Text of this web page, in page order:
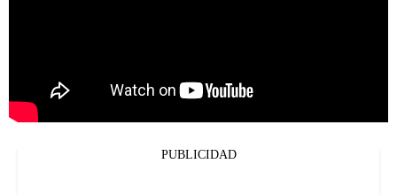
PUBLICIDAD